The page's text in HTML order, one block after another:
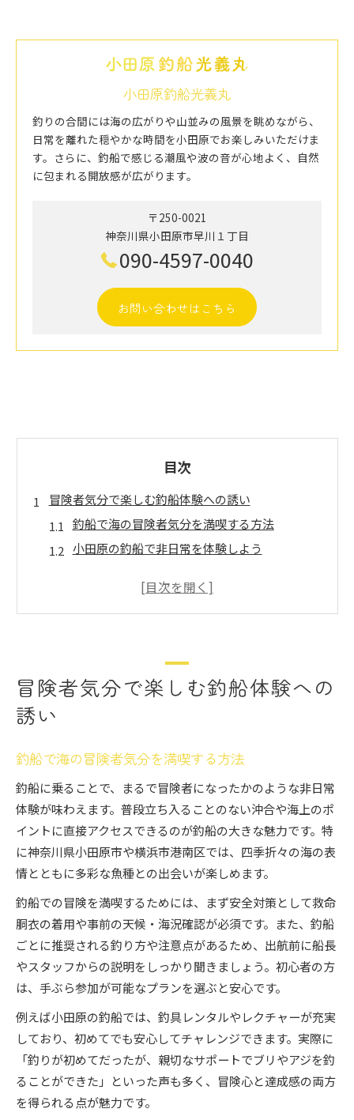
小田原釣船光義丸
釣りの合間には海の広がりや山並みの風景を眺めながら、
日常を離れた穏やかな時間を小田原でお楽しみいただけま
す。さらに、釣船で感じる潮風や波の音が心地よく、自然
に包まれる開放感が広がります。
〒250-0021
神奈川県小田原市早川１丁目
090-4597-0040
お問い合わせはこちら
目次
冒険者気分で楽しむ釣船体験への誘い
釣船で海の冒険者気分を満喫する方法
小田原の釣船で非日常を体験しよう
初心者も安心して釣船冒険に挑戦できる理由
手ぶらでも楽しめる釣船の利便性とは
初心者向け釣船で手軽に海釣りデビュー
釣船の手ぶら参加で初心者も安心して楽しめる
初心者なら知っておきたい釣船利用の基本
釣船初心者が知るべき事前準備と注意点
初めての釣船体験で守りたい安全ルール
釣船予約から乗船までの基本的な流れ
釣船釣行で必要なマナーとルールを確認
小田原周辺で釣果を狙う釣船活用術
釣船で狙う小田原エリアの旬魚と釣果情報
小田原の釣船で釣果を伸ばすためのポイント
釣船活用で小田原の人気魚種に挑戦しよう
釣船利用時のおすすめ釣果アップ術を解説
初心者が釣果を期待できる釣船選びのコツ
旬の魚と出会う神奈川釣船デビュー案内
神奈川の釣船で旬の魚を狙う楽しみ方
冒険者気分で楽しむ釣船体験への
誘い
釣船で海の冒険者気分を満喫する方法
釣船に乗ることで、まるで冒険者になったかのような非日常
体験が味わえます。普段立ち入ることのない沖合や海上のポ
イントに直接アクセスできるのが釣船の大きな魅力です。特
に神奈川県小田原市や横浜市港南区では、四季折々の海の表
情とともに多彩な魚種との出会いが楽しめます。
釣船での冒険を満喫するためには、まず安全対策として救命
胴衣の着用や事前の天候・海況確認が必須です。また、釣船
ごとに推奨される釣り方や注意点があるため、出航前に船長
やスタッフからの説明をしっかり聞きましょう。初心者の方
は、手ぶら参加が可能なプランを選ぶと安心です。
例えば小田原の釣船では、釣具レンタルやレクチャーが充実
しており、初めてでも安心してチャレンジできます。実際に
「釣りが初めてだったが、親切なサポートでブリやアジを釣
ることができた」といった声も多く、冒険心と達成感の両方
を得られる点が魅力です。